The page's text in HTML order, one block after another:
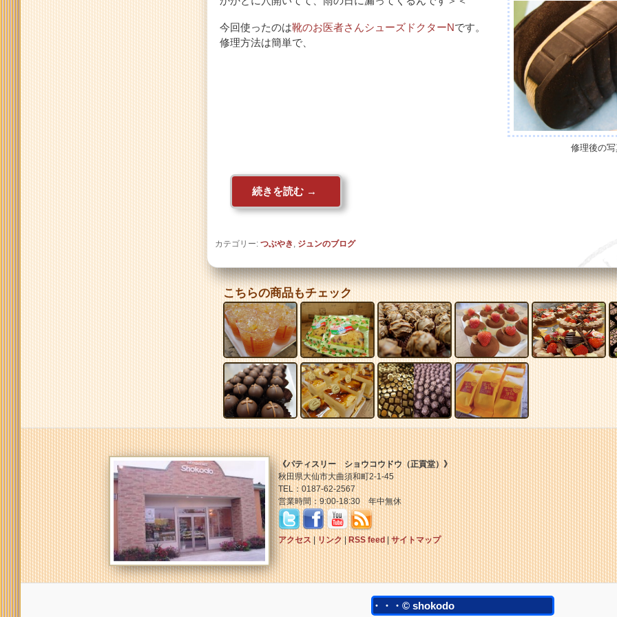
修理後の
今回使ったのは靴のお医者さんシューズドクターNです。
修理方法は簡単で、
続きを読む →
カテゴリー: つぶやき , ジュンのブログ
こちらの商品もチェック
《パティスリー ショウコウドウ（正貢堂）》
秋田県大仙市大曲須和町2-1-45
TEL：0187-62-2567
営業時間：9:00-18:30 年中無休
アクセス| リンク |RSS feed|サイトマップ
・・・・・© shokodo